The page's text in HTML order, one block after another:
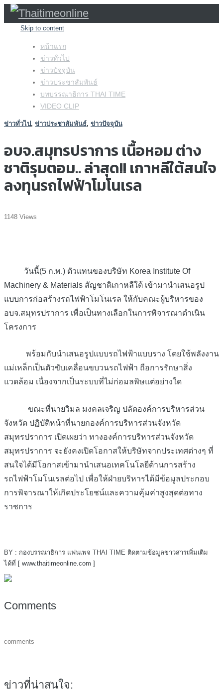
Skip to content
หน้าแรก
ข่าวทั่วไป
ข่าวปัจจุบัน
ข่าวประชาสัมพันธ์
บทบรรณาธิการ THAI TIME
VIDEO CLIP
ข่าวทั่วไป, ข่าวประชาสัมพันธ์, ข่าวปัจจุบัน
อบจ.สมุทรปราการ เนื้อหอม ต่าง
ชาติรุมตอม.. ล่าสุด!! เกาหลีใต้สนใจ
ลงทุนรถไฟฟ้าโมโนเรล
1148 Views
วันนี้(5 ก.พ.) ตัวแทนของบริษัท Korea Institute Of
Machinery & Materials สัญชาติเกาหลีใต้ เข้ามานำเสนอรูป
แบบการก่อสร้างรถไฟฟ้าโมโนเรล ให้กับคณะผู้บริหารของ
อบจ.สมุทรปราการ เพื่อเป็นทางเลือกในการพิจารณาดำเนิน
โครงการ
พร้อมกับนำเสนอรูปแบบรถไฟฟ้าแบบราง โดยใช้พลังงาน
แม่เหล็กเป็นตัวขับเคลื่อนขบวนรถไฟฟ้า ถือการรักษาสิ่ง
แวดล้อม เนื่องจากเป็นระบบที่ไม่ก่อมลพิษแต่อย่างใด
ขณะที่นายวิมล มงคลเจริญ ปลัดองค์การบริหารส่วน
จังหวัด ปฏิบัติหน้าที่นายกองค์การบริหารส่วนจังหวัด
สมุทรปราการ เปิดเผยว่า ทางองค์การบริหารส่วนจังหวัด
สมุทรปราการ จะยังคงเปิดโอกาสให้บริษัทจากประเทศต่างๆ ที่
สนใจได้มีโอกาสเข้ามานำเสนอเทคโนโลยีด้านการสร้าง
รถไฟฟ้าโมโนเรลต่อไป เพื่อให้ฝ่ายบริหารได้มีข้อมูลประกอบ
การพิจารณาให้เกิดประโยชน์และความคุ้มค่าสูงสุดต่อทาง
ราชการ
BY : กองบรรณาธิการ แฟนเพจ THAI TIME ติดตามข้อมูลข่าวสารเพิ่มเติม
ได้ที่ [ www.thaitimeonline.com ]
Comments
comments
ข่าวที่น่าสนใจ: